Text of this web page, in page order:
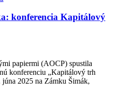
konferencia Kapitálový
papiermi (AOCP) spustila
konferenciu „Kapitálový trh
2025 na Zámku Šimák,